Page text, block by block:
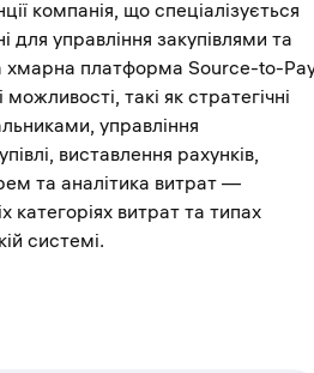
компанія, що спеціалізується
управління закупівлями та
хмарна платформа Source-to-
такі як стратегічні
управління
виставлення рахунків,
та аналітика витрат —
категоріях витрат та типах
системі.